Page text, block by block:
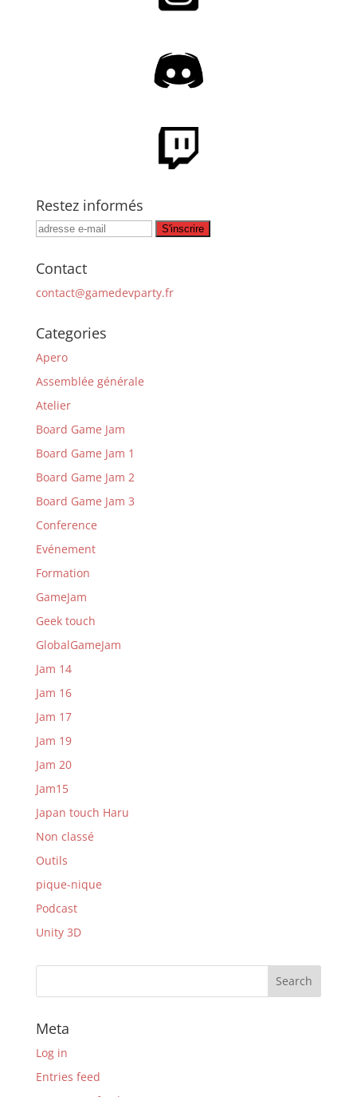
Restez informés
Contact
contact@gamedevparty.fr
Categories
Apero
Assemblée générale
Atelier
Board Game Jam
Board Game Jam 1
Board Game Jam 2
Board Game Jam 3
Conference
Evénement
Formation
GameJam
Geek touch
GlobalGameJam
Jam 14
Jam 16
Jam 17
Jam 19
Jam 20
Jam15
Japan touch Haru
Non classé
Outils
pique-nique
Podcast
Unity 3D
Meta
Log in
Entries feed